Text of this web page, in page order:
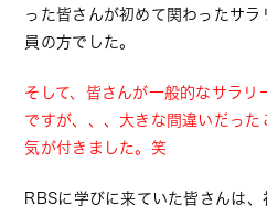
った皆さんが初めて関わったサ
員の方でした。
そして、皆さんが一般的なサラリ
ですが、、、大きな間違いだった
気が付きました。笑
RBSに学びに来ていた皆さんは